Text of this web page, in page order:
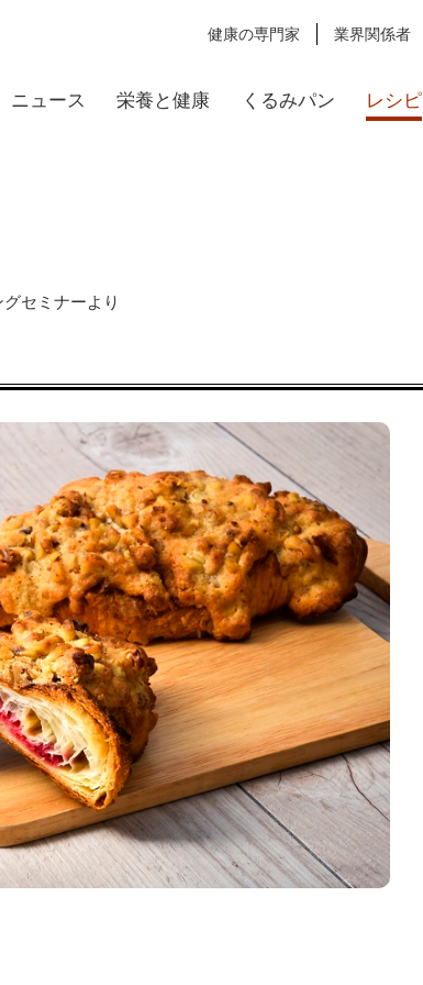
健康の専門家 業界関係者
ニュース 栄養と健康 くるみパン レシピ
セミナーより